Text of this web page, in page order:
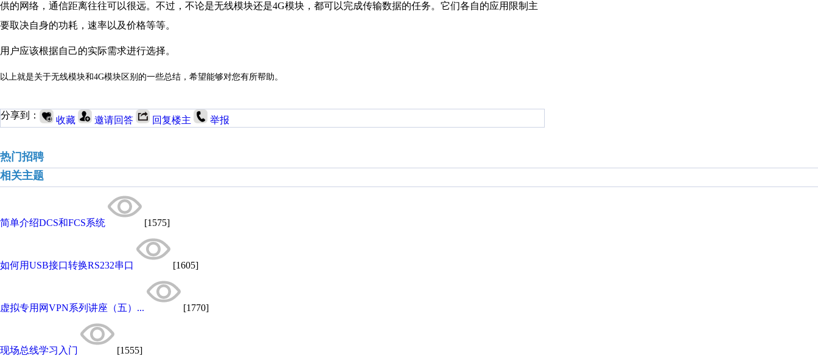
供的网络，通信距离往往可以很远。不过，不论是无线模块还是4G模块，都可以完成传输数据的任务。它们各自的应用限制主
要取决自身的功耗，速率以及价格等等。
用户应该根据自己的实际需求进行选择。
以上就是关于无线模块和4G模块区别的一些总结，希望能够对您有所帮助。
分享到： 收藏 邀请回答 回复楼主 举报
热门招聘
相关主题
简单介绍DCS和FCS系统 [1575]
如何用USB接口转换RS232串口 [1605]
虚拟专用网VPN系列讲座（五）... [1770]
现场总线学习入门 [1555]